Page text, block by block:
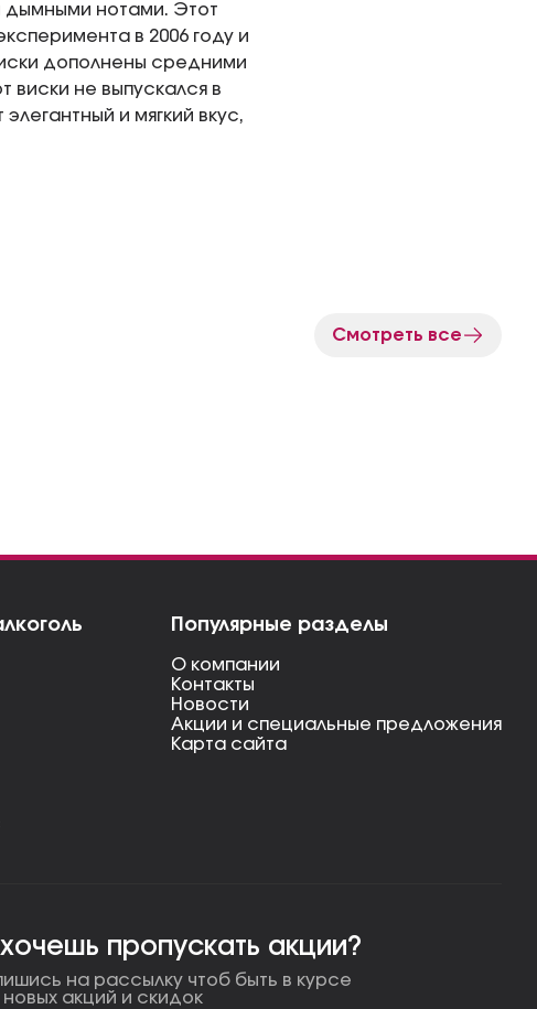
дымными нотами. Этот
в 2006 году и
дополнены средними
виски не выпускался в
и мягкий вкус,
Смотреть все
Популярные разделы
О компании
Контакты
Новости
Акции и специальные предложения
Карта сайта
пропускать акции?
на рассылку чтоб быть в курсе
новых акций и скидок